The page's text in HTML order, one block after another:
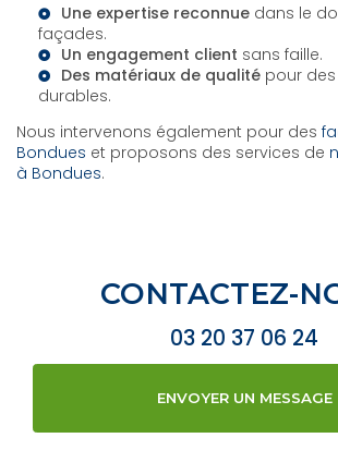
Une expertise reconnue dans le
façades.
Un engagement client sans faille.
Des matériaux de qualité pour
durables.
Nous intervenons également pour des
Bondues et proposons des services de
à Bondues.
CONTACTEZ-
03 20 37 06 24
ENVOYER UN MESSAGE